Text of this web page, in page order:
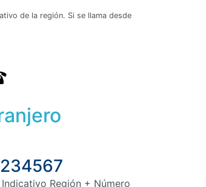
de la región. Si se llama desde
Región + Número